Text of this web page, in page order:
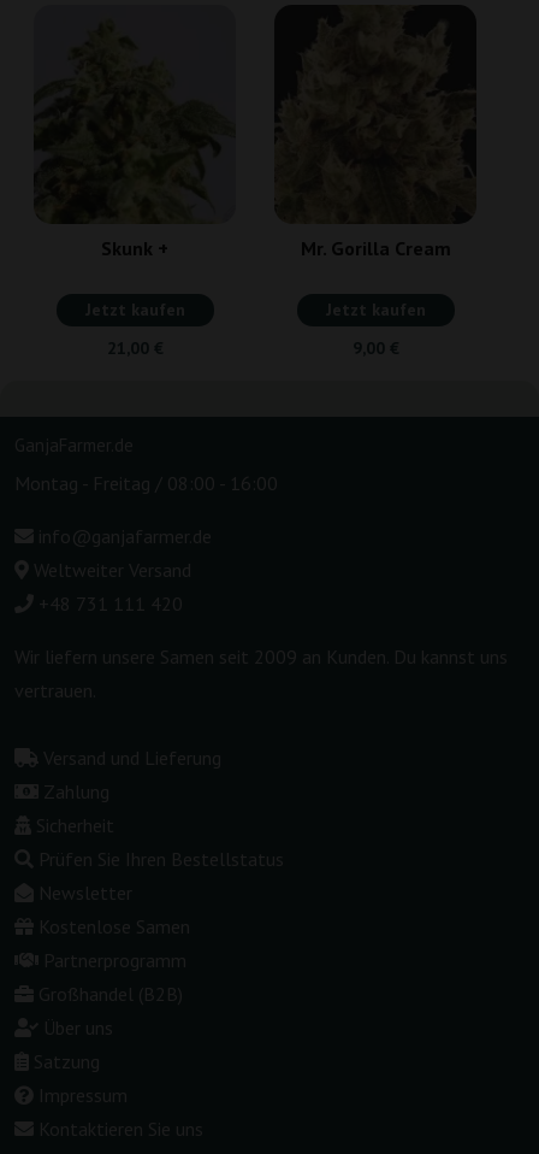
Skunk +
Jetzt kaufen
21,00 €
Mr. Gorilla Cream
Jetzt kaufen
9,00 €
GanjaFarmer.de
Montag - Freitag / 08:00 - 16:00
info@ganjafarmer.de
Weltweiter Versand
+48 731 111 420
Wir liefern unsere Samen seit 2009 an Kunden. Du kannst uns
vertrauen.
Versand und Lieferung
Zahlung
Sicherheit
Prüfen Sie Ihren Bestellstatus
Newsletter
Kostenlose Samen
Partnerprogramm
Großhandel (B2B)
Über uns
Satzung
Impressum
Kontaktieren Sie uns